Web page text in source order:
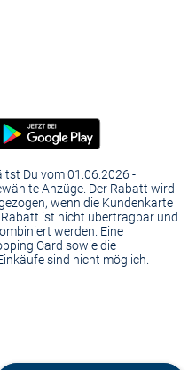
Du vom 01.06.2026 -
Anzüge. Der Rabatt wird
wenn die Kundenkarte
ist nicht übertragbar und
werden. Eine
Card sowie die
sind nicht möglich.